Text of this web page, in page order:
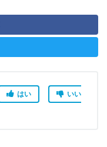
はい
いい